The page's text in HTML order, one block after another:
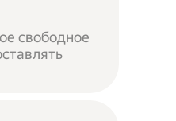
свободное